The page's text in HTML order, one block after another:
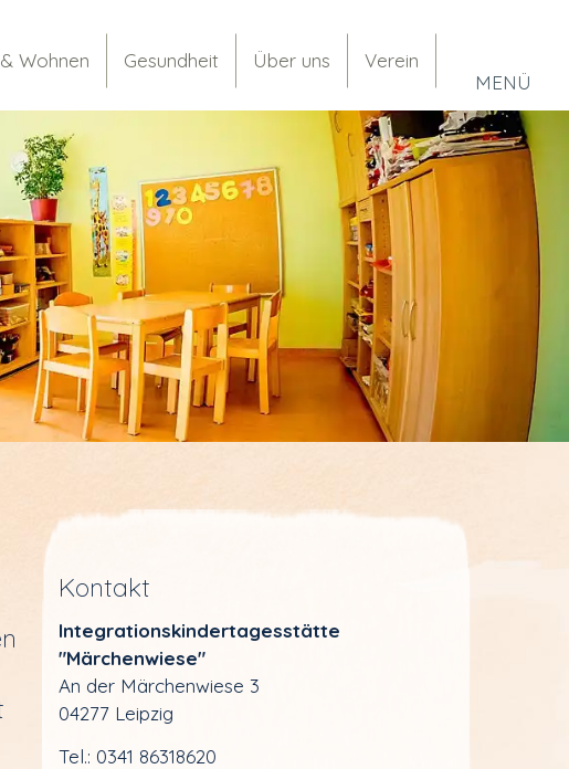
MENÜ
Wohnen Gesundheit Über uns Verein
Kontakt
Integrations­kinder­tagesstätte
"Märchenwiese"
An der Märchenwiese 3
04277 Leipzig
Tel.: 0341 86318620